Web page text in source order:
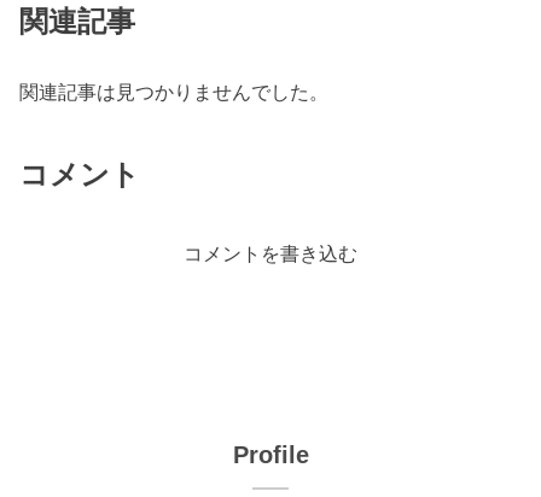
関連記事
関連記事は見つかりませんでした。
コメント
コメントを書き込む
Profile